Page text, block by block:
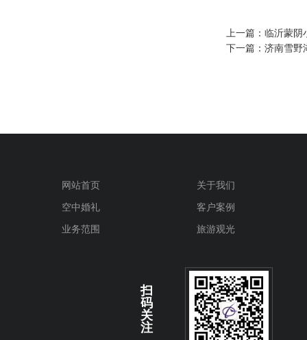
上一篇： 临沂蒙阴
下一篇： 济南雪野
网站首页
关于我们
空中婚礼
客户案例
业务范围
旅游观光
扫
码
关
注